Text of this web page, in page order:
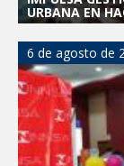
URBANA EN
6 de agosto de